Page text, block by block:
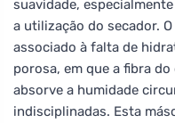
suavidade,
a utilização do secador.
associado à falta de
porosa, em que a fibra
absorve a humidade
indisciplinadas. Esta